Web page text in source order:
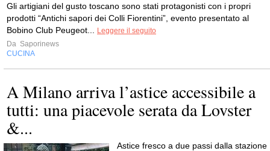
Gli artigiani del gusto toscano sono stati protagonisti con i propri
prodotti “Antichi sapori dei Colli Fiorentini”, evento presentato al
Bobino Club Peugeot...
Leggere il seguito
Da Saporinews
CUCINA
A Milano arriva l’astice accessibile a
tutti: una piacevole serata da Lovster
&...
Astice fresco a due passi dalla stazione